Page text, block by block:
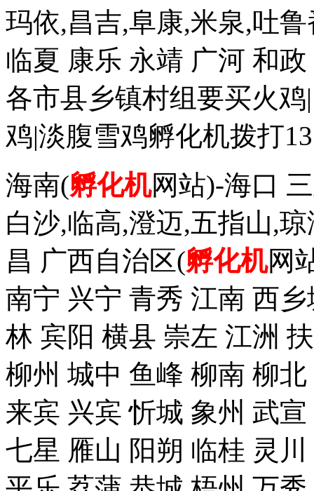
玛依,昌吉,阜康,米泉,吐
临夏 康乐 永靖 广河 和
各市县乡镇村组要买火
鸡|淡腹雪鸡孵化机拨打
海南(孵化机网站)-海口
白沙,临高,澄迈,五指山,
昌 广西自治区(孵化机网
南宁 兴宁 青秀 江南 西
林 宾阳 横县 崇左 江洲
柳州 城中 鱼峰 柳南 柳
来宾 兴宾 忻城 象州 武
七星 雁山 阳朔 临桂 灵